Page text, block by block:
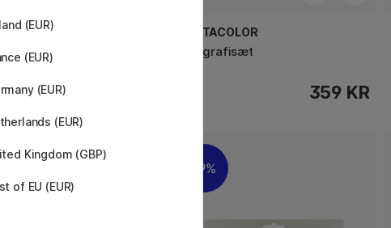
8-­sæt Metallic
139 KR
CRETACOLOR
Kalligrafisæt
359 KR
9%
(EUR)
(EUR)
(EUR)
(EUR)
Kingdom (GBP)
of EU (EUR)